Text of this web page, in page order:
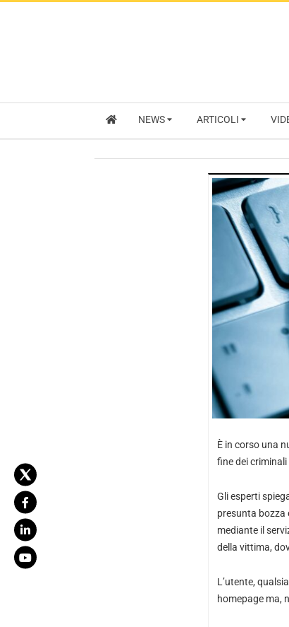
NEWS ARTICOLI
È in corso una
fine dei
Gli esperti
presunta bozza
mediante il
della vittima,
L’utente,
homepage ma,